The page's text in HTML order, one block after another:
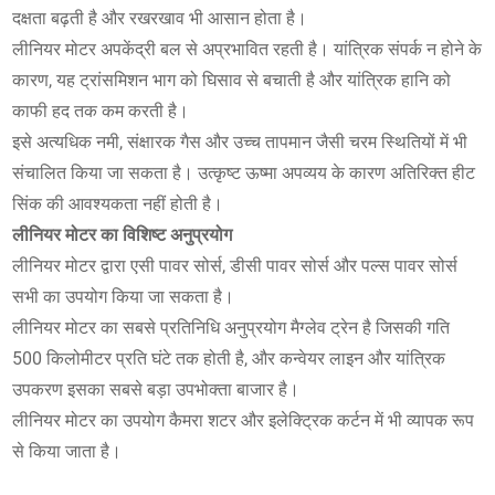
दक्षता बढ़ती है और रखरखाव भी आसान होता है।
लीनियर मोटर अपकेंद्री बल से अप्रभावित रहती है। यांत्रिक संपर्क न होने के
कारण, यह ट्रांसमिशन भाग को घिसाव से बचाती है और यांत्रिक हानि को
काफी हद तक कम करती है।
इसे अत्यधिक नमी, संक्षारक गैस और उच्च तापमान जैसी चरम स्थितियों में भी
संचालित किया जा सकता है। उत्कृष्ट ऊष्मा अपव्यय के कारण अतिरिक्त हीट
सिंक की आवश्यकता नहीं होती है।
लीनियर मोटर का विशिष्ट अनुप्रयोग
लीनियर मोटर द्वारा एसी पावर सोर्स, डीसी पावर सोर्स और पल्स पावर सोर्स
सभी का उपयोग किया जा सकता है।
लीनियर मोटर का सबसे प्रतिनिधि अनुप्रयोग मैग्लेव ट्रेन है जिसकी गति
500 ​​किलोमीटर प्रति घंटे तक होती है, और कन्वेयर लाइन और यांत्रिक
उपकरण इसका सबसे बड़ा उपभोक्ता बाजार है।
लीनियर मोटर का उपयोग कैमरा शटर और इलेक्ट्रिक कर्टन में भी व्यापक रूप
से किया जाता है।